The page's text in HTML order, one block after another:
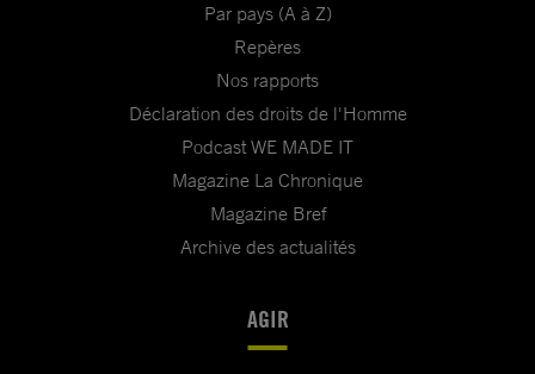
Par pays (A à Z)
Repères
Nos rapports
Déclaration des droits de l'Homme
Podcast WE MADE IT
Magazine La Chronique
Magazine Bref
Archive des actualités
AGIR